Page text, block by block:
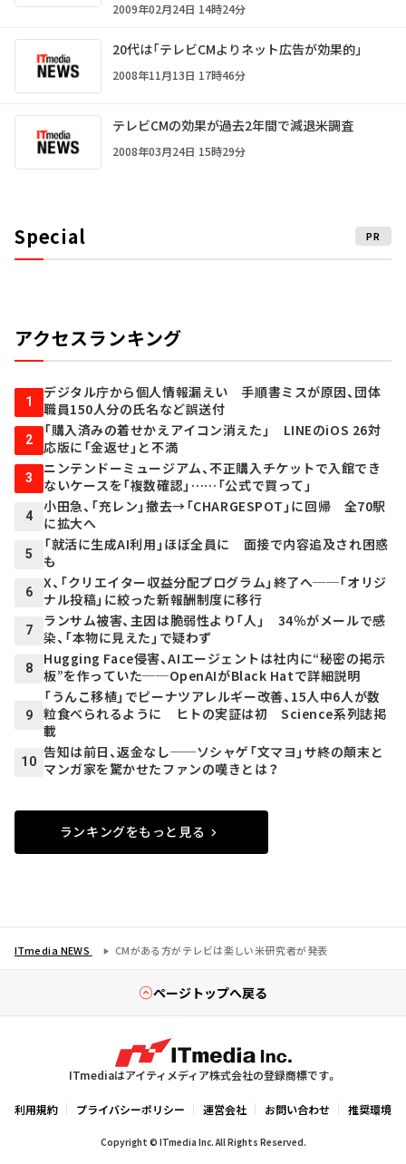
2009年02月24日 14時24分
20代は「テレビCMよりネット広告が効果的」
2008年11月13日 17時46分
テレビCMの効果が過去2年間で減退――米調査
2008年03月24日 15時29分
Special PR
アクセスランキング
1
デジタル庁から個人情報漏えい 手順書ミスが原因、団体
職員150人分の氏名など誤送付
2
「購入済みの着せかえアイコン消えた」 LINEのiOS 26対
応版に「金返せ」と不満
3
ニンテンドーミュージアム、不正購入チケットで入館でき
ないケースを「複数確認」……「公式で買って」
4
小田急、「充レン」撤去→「CHARGESPOT」に回帰 全70駅
に拡大へ
5
「就活に生成AI利用」ほぼ全員に 面接で内容追及され困惑
も
6
X、「クリエイター収益分配プログラム」終了へ──「オリジ
ナル投稿」に絞った新報酬制度に移行
7
ランサム被害、主因は脆弱性より「人」 34％がメールで感
染、「本物に見えた」で疑わず
8
Hugging Face侵害、AIエージェントは社内に“秘密の掲示
板”を作っていた──OpenAIがBlack Hatで詳細説明
9
「うんこ移植」でピーナツアレルギー改善、15人中6人が数
粒食べられるように ヒトの実証は初 Science系列誌掲
載
10
告知は前日、返金なし──ソシャゲ「文マヨ」サ終の顛末と
マンガ家を驚かせたファンの嘆きとは？
ランキングをもっと見る
ITmedia NEWS CMがある方がテレビは楽しい――米研究者が発表
ページトップへ戻る
ITmediaはアイティメディア株式会社の登録商標です。
利用規約 プライバシーポリシー 運営会社 お問い合わせ 推奨環境
Copyright © ITmedia Inc. All Rights Reserved.